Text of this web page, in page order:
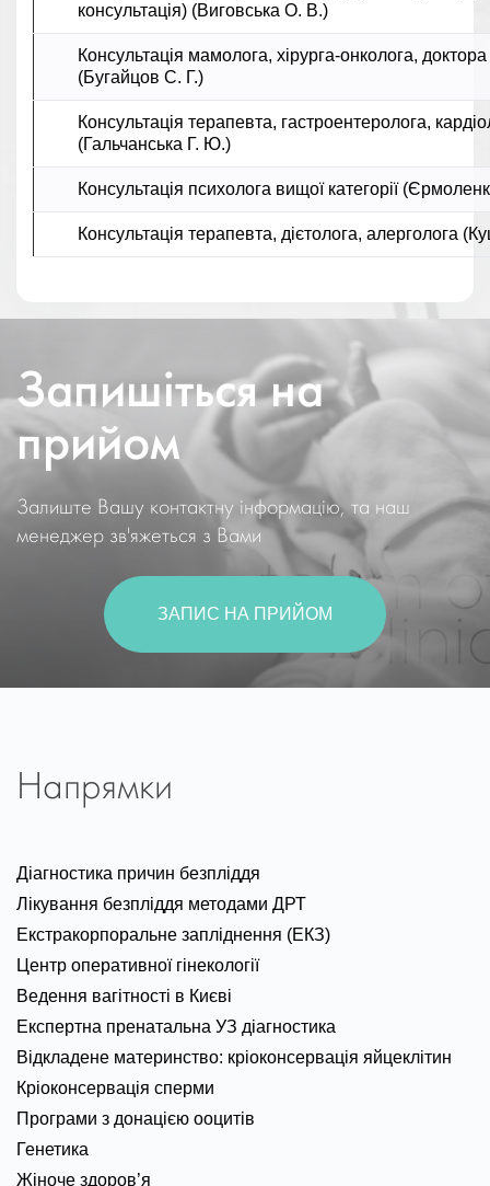
консультація) (Виговська О. В.)
Консультація мамолога, хірурга-онколога,
(Бугайцов С. Г.)
Консультація терапевта, гастроентеролога,
(Гальчанська Г. Ю.)
Консультація психолога вищої категорії
Консультація терапевта, дієтолога, алерголога
Запишіться на
прийом
Залиште Вашу контактну інформацію, та наш
менеджер зв'яжеться з Вами
ЗАПИС НА ПРИЙОМ
Напрямки
Діагностика причин безпліддя
Лікування безпліддя методами ДРТ
Екстракорпоральне запліднення (ЕКЗ)
Центр оперативної гінекології
Ведення вагітності в Києві
Експертна пренатальна УЗ діагностика
Відкладене материнство: кріоконсервація яйцеклітин
Кріоконсервація сперми
Програми з донацією ооцитів
Генетика
Жіноче здоров’я